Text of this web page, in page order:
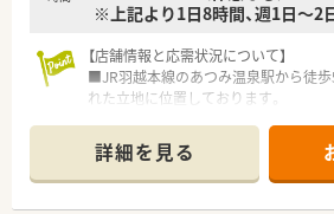
※上記より1日8時間、週1日～2
【店舗情報と応需状況について】
■JR羽越本線のあつみ温泉駅から徒
れた立地に位置しております。
数は1日30枚程度となります。
■店舗の勤務人員体制は薬剤師が常勤
3名在籍しております。
詳細を見る